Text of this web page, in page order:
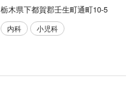
栃木県下都賀郡壬生町通町10-5
内科 小児科